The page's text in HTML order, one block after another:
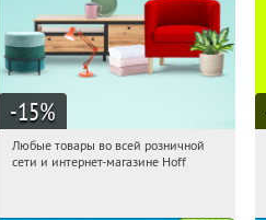
-15%
05:09:43 Получили:
Любые товары во всей розничной
сети и интернет-магазине Hoff